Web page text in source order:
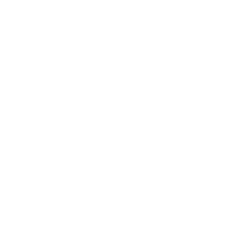
I received it I could see the pot was good quality
I received it I could see the pot was good quality